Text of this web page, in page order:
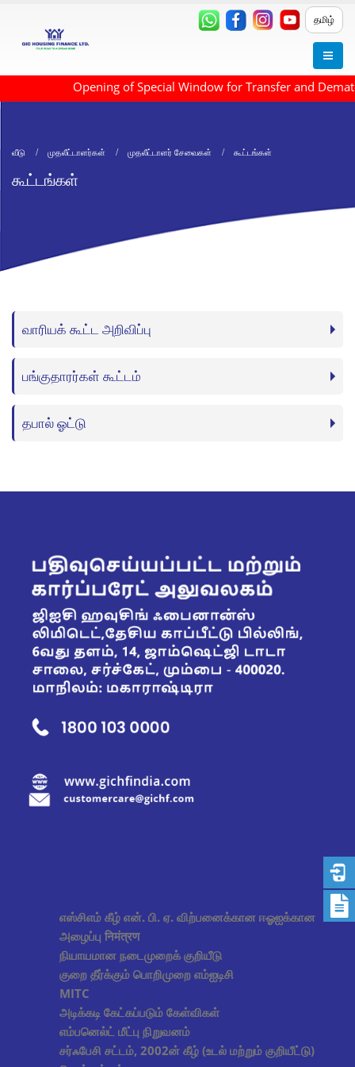
தமிழ்
Opening of Special Window for Transfer and
வீடு முதலீட்டாளர்கள் முதலீட்டாளர் சேவைகள் கூட்டங்கள்
கூட்டங்கள்
வாரியக் கூட்ட அறிவிப்பு
பங்குதாரர்கள் கூட்டம்
தபால் ஓட்டு
எஸ்சிஎம் கீழ் என். பி. ஏ. விற்பனைக்கான ஈஓஐக்கான
அழைப்பு निमंत्रण
நியாயமான நடைமுறைக் குறியீடு
குறை தீர்க்கும் பொறிமுறை எம்ஐடிசி
MITC
அடிக்கடி கேட்கப்படும் கேள்விகள்
எம்பனெல்ட் மீட்பு நிறுவனம்
சர்ஃபேசி சட்டம், 2002ன் கீழ் (உடல் மற்றும் குறியீட்டு)